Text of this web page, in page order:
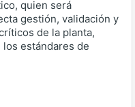
quien será
gestión, validación y
de la planta,
estándares de